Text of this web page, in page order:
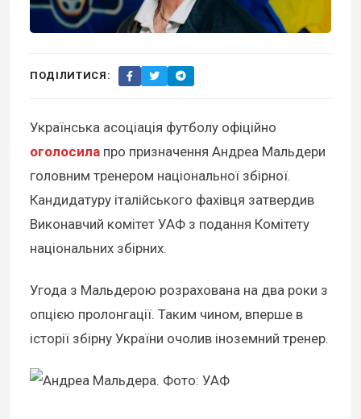
ПОДІЛИТИСЯ:
Українська асоціація футболу офіційно
оголосила про призначення Андреа Мальдери
головним тренером національної збірної.
Кандидатуру італійського фахівця затвердив
Виконавчий комітет УАФ з подання Комітету
національних збірних.
Угода з Мальдерою розрахована на два роки з
опцією пролонгації. Таким чином, вперше в
історії збірну України очолив іноземний тренер.